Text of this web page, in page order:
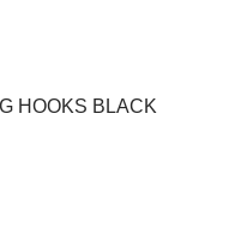
HOOKS BLACK